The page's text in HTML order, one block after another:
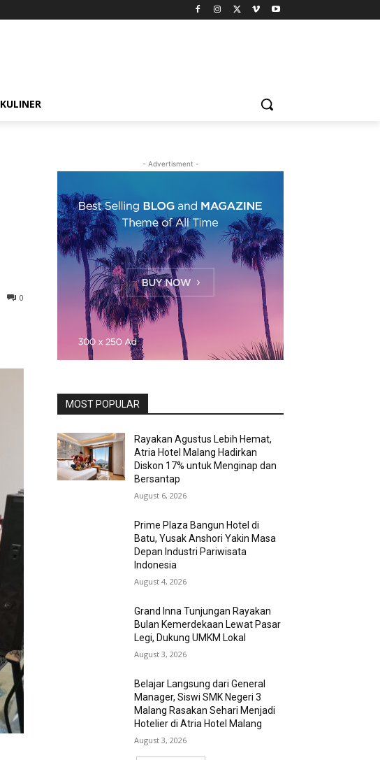
KULINER
0
- Advertisment -
MOST POPULAR
Rayakan Agustus Lebih Hemat,
Atria Hotel Malang Hadirkan
Diskon 17% untuk Menginap dan
Bersantap
August 6, 2026
Prime Plaza Bangun Hotel di
Batu, Yusak Anshori Yakin Masa
Depan Industri Pariwisata
Indonesia
August 4, 2026
Grand Inna Tunjungan Rayakan
Bulan Kemerdekaan Lewat Pasar
Legi, Dukung UMKM Lokal
August 3, 2026
Belajar Langsung dari General
Manager, Siswi SMK Negeri 3
Malang Rasakan Sehari Menjadi
Hotelier di Atria Hotel Malang
August 3, 2026